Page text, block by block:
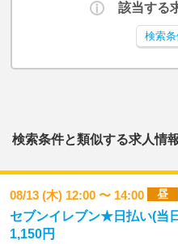
該当する
検索条
検索条件と類似する求人情
08/13 (木) 12:00 〜 14:00 昼
セブンイレブン★日払い(当
1,150円